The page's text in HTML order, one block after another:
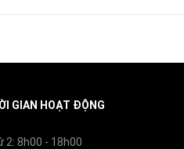
GIAN HOẠT ĐỘNG
2: 8h00 - 18h00